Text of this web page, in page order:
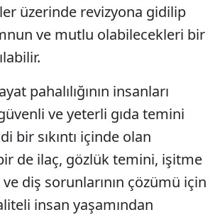
üzerinde revizyona gidilip
ve mutlu olabilecekleri bir
pahalılığının insanları
ve yeterli gıda temini
bir sıkıntı içinde olan
de ilaç, gözlük temini, işitme
ve diş sorunlarının çözümü için
insan yaşamından